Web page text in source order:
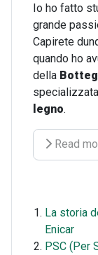
Io ho fatto
grande
Capirete
quando ho
della
legno.
Read
La storia
Enicar
PSC (Per